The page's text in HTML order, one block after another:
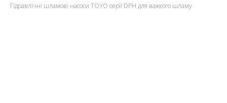
Гідравлічні шламові насоси TOYO серії DPH для важкого шламу